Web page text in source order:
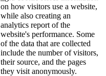
on how visitors use a website,
while also creating an
analytics report of the
website's performance. Some
of the data that are collected
include the number of visitors,
their source, and the pages
they visit anonymously.